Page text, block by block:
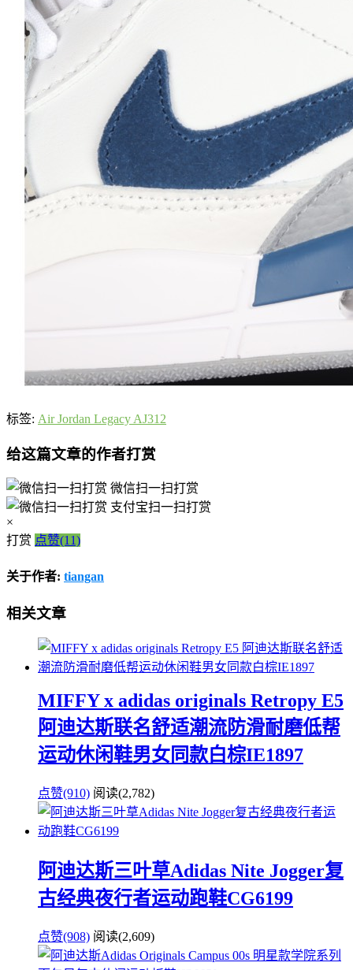
标签: Air Jordan Legacy AJ312
给这篇文章的作者打赏
微信扫一扫打赏
支付宝扫一扫打赏
×
打赏 点赞(11)
关于作者: tiangan
相关文章
MIFFY x adidas originals Retropy E5
阿迪达斯联名舒适潮流防滑耐磨低帮
运动休闲鞋男女同款白棕IE1897
点赞(910) 阅读(2,782)
阿迪达斯三叶草Adidas Nite Jogger复
古经典夜行者运动跑鞋CG6199
点赞(908) 阅读(2,609)